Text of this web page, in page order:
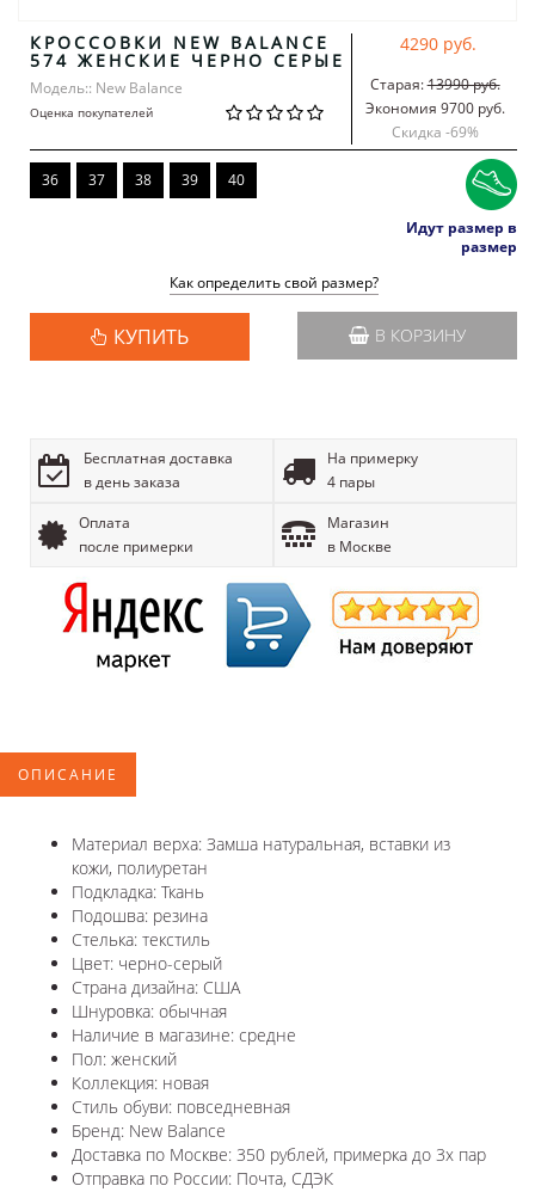
КРОССОВКИ NEW BALANCE
574 ЖЕНСКИЕ ЧЕРНО СЕРЫЕ
Модель:: New Balance
Оценка покупателей
4290 руб.
Старая:13990 руб.
Экономия 9700 руб.
Скидка -69%
36 37 38 39 40
Идут размер в
размер
Как определить свой размер?
КУПИТЬ В КОРЗИНУ
Бесплатная доставка
в день заказа
На примерку
4 пары
Оплата
после примерки
Магазин
в Москве
ОПИСАНИЕ
Материал верха: Замша натуральная, вставки из
кожи, полиуретан
Подкладка: Ткань
Подошва: резина
Стелька: текстиль
Цвет: черно-серый
Страна дизайна: США
Шнуровка: обычная
Наличие в магазине: средне
Пол: женский
Коллекция: новая
Стиль обуви: повседневная
Бренд: New Balance
Доставка по Москве: 350 рублей, примерка до 3х пар
Отправка по России: Почта, СДЭК